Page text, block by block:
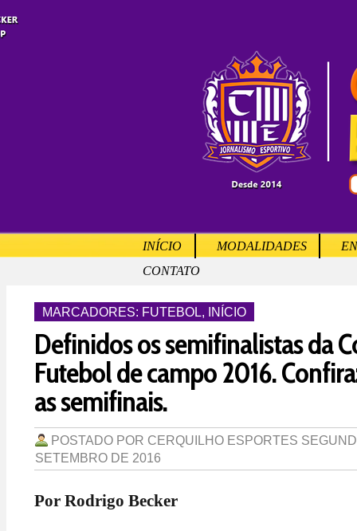
INÍCIO MODALIDADES
CONTATO
MARCADORES: FUTEBOL, INÍCIO
Definidos os semifinalistas da
Futebol de campo 2016.
as semifinais.
POSTADO POR CERQUILHO ESPORTES
SETEMBRO DE 2016
Por Rodrigo Becker